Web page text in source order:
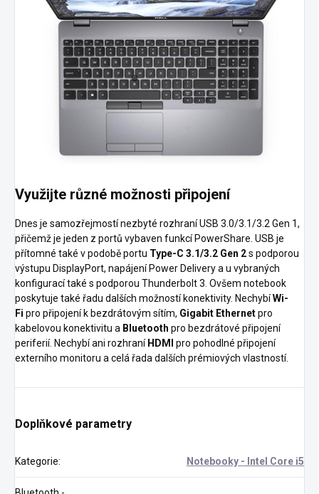
Využijte různé možnosti připojení
Dnes je samozřejmostí nezbyté rozhraní USB 3.0/3.1/3.2 Gen 1,
přičemž je jeden z portů vybaven funkcí PowerShare. USB je
přítomné také v podobě portu Type-C 3.1/3.2 Gen 2s podporou
výstupu DisplayPort, napájení Power Delivery a u vybraných
konfigurací také s podporou Thunderbolt 3. Ovšem notebook
poskytuje také řadu dalších možností konektivity. NechybíWi-
Fi pro připojení k bezdrátovým sítím, Gigabit Ethernetpro
kabelovou konektivitu a Bluetooth pro bezdrátové připojení
periferií. Nechybí ani rozhraní HDMI
pro pohodlné připojení
externího monitoru a celá řada dalších prémiových vlastností.
Doplňkové parametry
Kategorie: Notebooky - Intel Core i5